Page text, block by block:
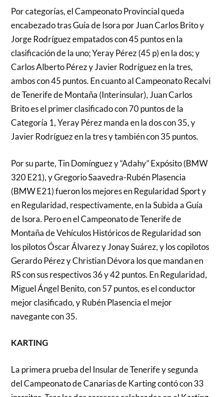
Por categorías, el Campeonato Provincial queda
encabezado tras Guía de Isora por Juan Carlos Brito y
Jorge Rodríguez empatados con 45 puntos en la
clasificación de la uno; Yeray Pérez (45 p) en la dos; y
Carlos Alberto Pérez y Javier Rodríguez en la tres,
ambos con 45 puntos. En cuanto al Campeonato Recalvi
de Tenerife de Montaña (Interinsular), Juan Carlos
Brito es el primer clasificado con 70 puntos de la
Categoría 1, Yeray Pérez manda en la dos con 35, y
Javier Rodríguez en la tres y también con 35 puntos.
Por su parte, Tin Domínguez y “Adahy” Expósito (BMW
320 E21), y Gregorio Saavedra-Rubén Plasencia
(BMW E21) fueron los mejores en Regularidad Sport y
en Regularidad, respectivamente, en la Subida a Guía
de Isora. Pero en el Campeonato de Tenerife de
Montaña de Vehículos Históricos de Regularidad son
los pilotos Óscar Álvarez y Jonay Suárez, y los copilotos
Gerardo Pérez y Christian Dévora los que mandan en
RS con sus respectivos 36 y 42 puntos. En Regularidad,
Miguel Ángel Benito, con 57 puntos, es el conductor
mejor clasificado, y Rubén Plasencia el mejor
navegante con 35.
KARTING
La primera prueba del Insular de Tenerife y segunda
del Campeonato de Canarias de Karting contó con 33